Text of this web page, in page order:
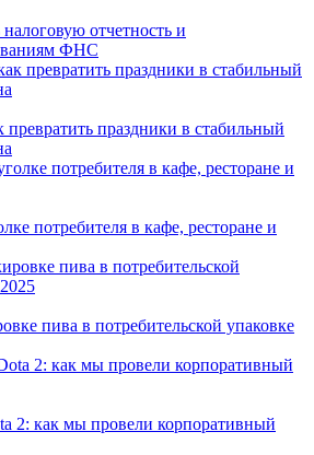
отчетность и
ФНС
превратить праздники в стабильный
потребителя в кафе, ресторане и
пива в потребительской упаковке
2: как мы провели корпоративный